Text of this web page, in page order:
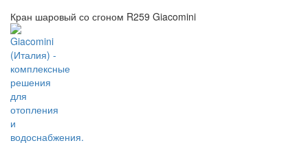
Кран шаровый со сгоном R259 Giacomini